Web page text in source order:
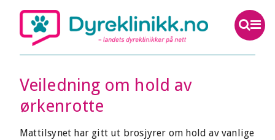
Veiledning om hold av
ørkenrotte
Mattilsynet har gitt ut brosjyrer om hold av vanlige